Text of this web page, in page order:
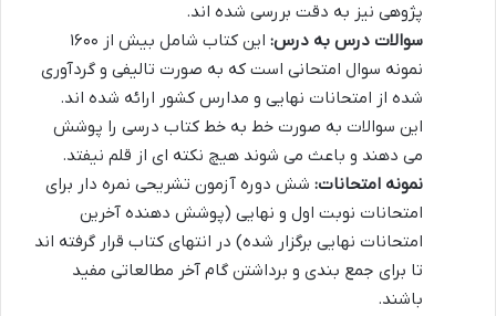
پژوهی نیز به دقت بررسی شده اند.
سوالات درس به درس:
این کتاب شامل بیش از ۱۶۰۰
نمونه سوال امتحانی است که به صورت تالیفی و گردآوری
شده از امتحانات نهایی و مدارس کشور ارائه شده اند.
این سوالات به صورت خط به خط کتاب درسی را پوشش
می دهند و باعث می شوند هیچ نکته ای از قلم نیفتد.
نمونه امتحانات: شش دوره آزمون تشریحی نمره دار برای
امتحانات نوبت اول و نهایی (پوشش دهنده آخرین
امتحانات نهایی برگزار شده) در انتهای کتاب قرار گرفته اند
تا برای جمع بندی و برداشتن گام آخر مطالعاتی مفید
باشند.